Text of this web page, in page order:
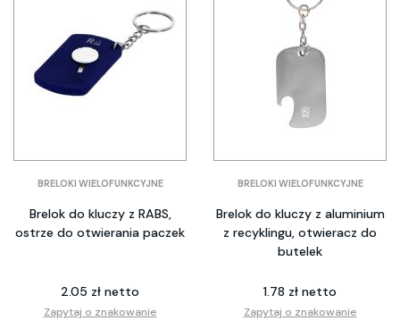
BRELOKI WIELOFUNKCYJNE
Brelok do kluczy z RABS,
ostrze do otwierania paczek
2.05 zł netto
Zapytaj o znakowanie
BRELOKI WIELOFUNKCYJNE
Brelok do kluczy z aluminium
z recyklingu, otwieracz do
butelek
1.78 zł netto
Zapytaj o znakowanie